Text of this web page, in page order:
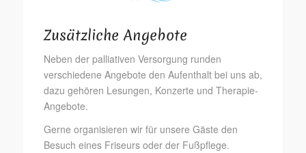
Zusätzliche Angebote
Neben der palliativen Versorgung runden
verschiedene Angebote den Aufenthalt bei uns ab,
dazu gehören Lesungen, Konzerte und Therapie-
Angebote.
Gerne organisieren wir für unsere Gäste den
Besuch eines Friseurs oder der Fußpflege.